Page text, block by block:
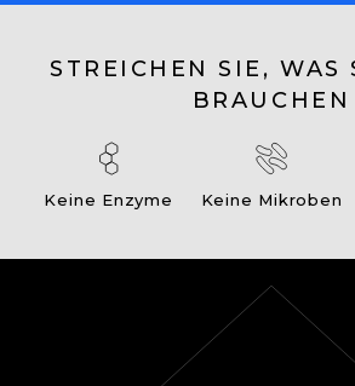
STREICHEN SIE, WAS
BRAUCHEN
Keine Enzyme Keine Mikroben